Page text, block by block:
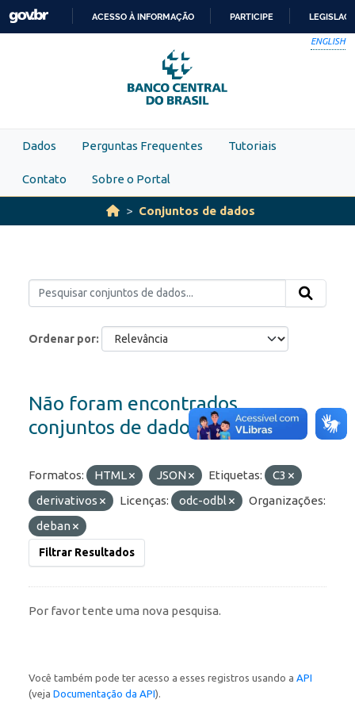
Skip to main content
PARA
O
CONTEÚDO
ACESSO À INFORMAÇÃO PARTICIPE
ENGLISH
Dados Perguntas Frequentes Tutoriais
Contato Sobre o Portal
Conjuntos de dados
Ordenar por
Não foram encontrados
conjuntos de dados
Formatos: HTML JSON Etiquetas:
C3
derivativos
Licenças: odc-odbl
Organizações:
deban
Filtrar Resultados
Por favor tente uma nova pesquisa.
Você também pode ter acesso a esses registros usando a API
(veja Documentação da API).